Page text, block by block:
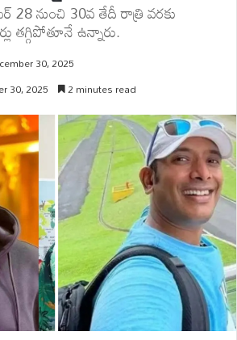
28 నుంచి 30వ తేదీ రాత్రి వరకు
తగ్గిపోతూనే ఉన్నారు.
30, 2025
30, 2025
2 minutes read